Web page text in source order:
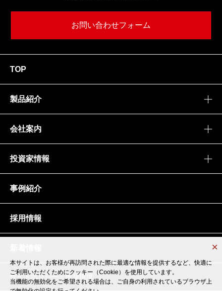
本サイトは、お客様が再訪問された際に最適な情報を提供するなど、快適に
ご利用いただくためにクッキー（Cookie）を使用しています。
当機能の無効化をご希望される場合は、ご自身の利用されているブラウザ上
本サイトは、お客様が再訪問された際に最適な情報を提供するなど、快適に
ご利用いただくためにクッキー（Cookie）を使用しています。
当機能の無効化をご希望される場合は、ご自身の利用されているブラウザ上
お問い合わせフォーム
TOP
製品紹介
会社案内
投資家情報
事例紹介
採用情報
サイトポリシー・推奨環境